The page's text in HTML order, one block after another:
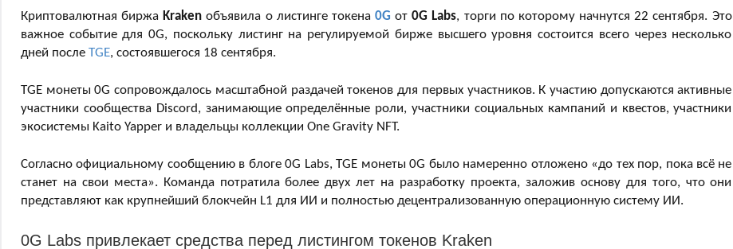
Криптовалютная биржа Kraken объявила о листинге токена0G от0G Labs, торги по которому начнутся 22 сентября. Это
важное событие для 0G, поскольку листинг на регулируемой бирже высшего уровня состоится всего через несколько
дней после TGE, состоявшегося 18 сентября.
TGE монеты 0G сопровождалось масштабной раздачей токенов для первых участников. К участию допускаются активные
участники сообщества Discord, занимающие определённые роли, участники социальных кампаний и квестов, участники
экосистемы Kaito Yapper и владельцы коллекции One Gravity NFT.
Согласно официальному сообщению в блоге 0G Labs, TGE монеты 0G было намеренно отложено «до тех пор, пока всё не
станет на свои места». Команда потратила более двух лет на разработку проекта, заложив основу для того, что они
представляют как крупнейший блокчейн L1 для ИИ и полностью децентрализованную операционную систему ИИ.
0G Labs привлекает средства перед листингом токенов Kraken